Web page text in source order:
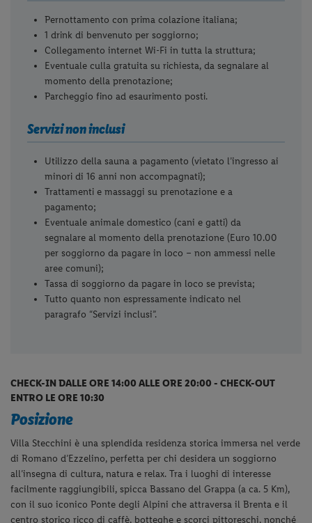
Pernottamento con prima colazione italiana;
1 drink di benvenuto per soggiorno;
Collegamento internet Wi-Fi in tutta la struttura;
Eventuale culla gratuita su richiesta, da segnalare al
momento della prenotazione;
Parcheggio fino ad esaurimento posti.
Servizi non inclusi
Utilizzo della sauna a pagamento (vietato l’ingresso ai
minori di 16 anni non accompagnati);
Trattamenti e massaggi su prenotazione e a
pagamento;
Eventuale animale domestico (cani e gatti) da
segnalare al momento della prenotazione (Euro 10.00
per soggiorno da pagare in loco – non ammessi nelle
aree comuni);
Tassa di soggiorno da pagare in loco se prevista;
Tutto quanto non espressamente indicato nel
paragrafo “Servizi inclusi”.
CHECK-IN DALLE ORE 14:00 ALLE ORE 20:00 - CHECK-OUT
ENTRO LE ORE 10:30
Posizione
Villa Stecchini è una splendida residenza storica immersa nel verde
di Romano d’Ezzelino, perfetta per chi desidera un soggiorno
all’insegna di cultura, natura e relax. Tra i luoghi di interesse
facilmente raggiungibili, spicca Bassano del Grappa (a ca. 5 Km),
con il suo iconico Ponte degli Alpini che attraversa il Brenta e il
centro storico ricco di caffè, botteghe e scorci pittoreschi, nonché